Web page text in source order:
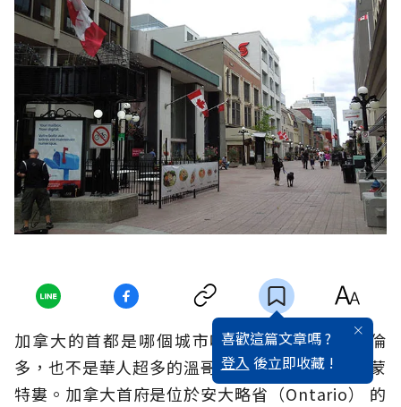
喜歡這篇文章嗎 ?
登入 後立即收藏 !
加拿大的首都是哪個城市呢？不是第一大城多倫
多，也不是華人超多的溫哥華，更不是法語城市蒙
特婁。加拿大首府是位於安大略省（Ontario） 的